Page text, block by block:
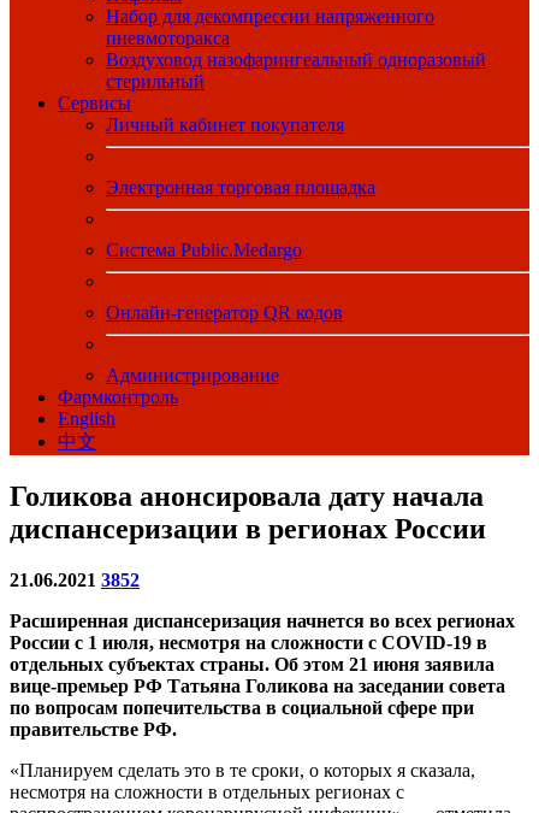
Набор для декомпрессии напряженного
пневмоторакса
Воздуховод назофарингеальный одноразовый
стерильный
Сервисы
Личный кабинет покупателя
Электронная торговая площадка
Система Public.Medargo
Онлайн-генератор QR кодов
Администрирование
Фармконтроль
English
中文
Голикова анонсировала дату начала
диспансеризации в регионах России
21.06.2021 3852
Расширенная диспансеризация начнется во всех регионах
России с 1 июля, несмотря на сложности с COVID-19 в
отдельных субъектах страны. Об этом 21 июня заявила
вице-премьер РФ Татьяна Голикова на заседании совета
по вопросам попечительства в социальной сфере при
правительстве РФ.
«Планируем сделать это в те сроки, о которых я сказала,
несмотря на сложности в отдельных регионах с